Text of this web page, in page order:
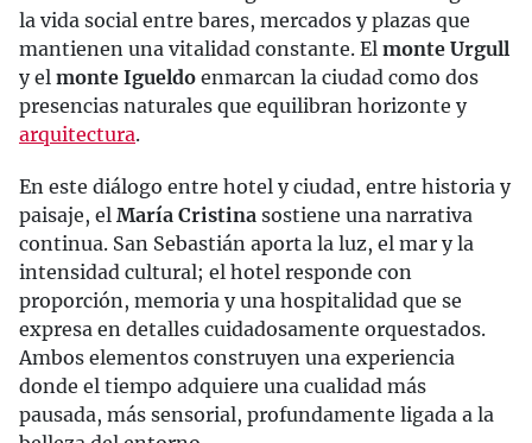
la vida social entre bares, mercados y plazas que
mantienen una vitalidad constante. El monte Urgull
y el monte Igueldo enmarcan la ciudad como dos
presencias naturales que equilibran horizonte y
arquitectura.
En este diálogo entre hotel y ciudad, entre historia y
paisaje, el María Cristina sostiene una narrativa
continua. San Sebastián aporta la luz, el mar y la
intensidad cultural; el hotel responde con
proporción, memoria y una hospitalidad que se
expresa en detalles cuidadosamente orquestados.
Ambos elementos construyen una experiencia
donde el tiempo adquiere una cualidad más
pausada, más sensorial, profundamente ligada a la